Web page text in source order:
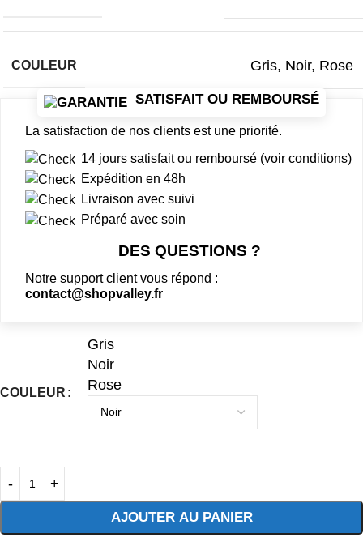
COULEUR Gris, Noir, Rose
SATISFAIT OU REMBOURSÉ
La satisfaction de nos clients est une priorité.
14 jours satisfait ou remboursé (voir conditions)
Expédition en 48h
Livraison avec suivi
Préparé avec soin
DES QUESTIONS ?
Notre support client vous répond :
contact@shopvalley.fr
COULEUR
Gris
Noir
Rose
AJOUTER AU PANIER